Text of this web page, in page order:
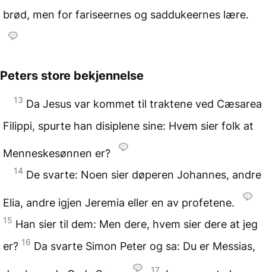
brød, men for fariseernes og saddukeernes lære.
Peters store bekjennelse
13 Da Jesus var kommet til traktene ved Cæsarea
Filippi, spurte han disiplene sine: Hvem sier folk at
Menneskesønnen er?
14 De svarte: Noen sier døperen Johannes, andre
Elia, andre igjen Jeremia eller en av profetene.
15 Han sier til dem: Men dere, hvem sier dere at jeg
er? 16 Da svarte Simon Peter og sa: Du er Messias,
17